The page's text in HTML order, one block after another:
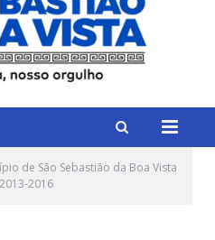
de São Sebastião da Boa Vista
2016